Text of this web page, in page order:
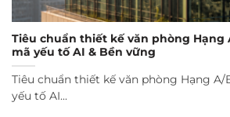
Tiêu chuẩn thiết kế văn phòng Hạng
mã yếu tố AI & Bền vững
Tiêu chuẩn thiết kế văn phòng Hạng A/
yếu tố AI...